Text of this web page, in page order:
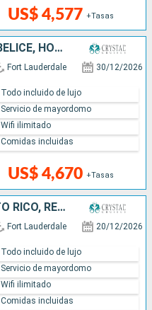
US$ 4,577 +Tasas
ESTADOS UNIDOS, MÉXICO, BELICE, HONDURAS, ISLAS CAIMÁN, JAMAICA, BAHAMAS
Fort Lauderdale 30/12/2026
US$ 4,670 +Tasas
Todo incluido de lujo
Servicio de mayordomo
Wifi ilimitado
Comidas incluidas
ANTIGUA Y BARBUDA, PUERTO RICO, REPÚBLICA DOMINICANA, BAHAMAS, ESTADOS UNIDOS
Fort Lauderdale 20/12/2026
Todo incluido de lujo
Servicio de mayordomo
Wifi ilimitado
Comidas incluidas